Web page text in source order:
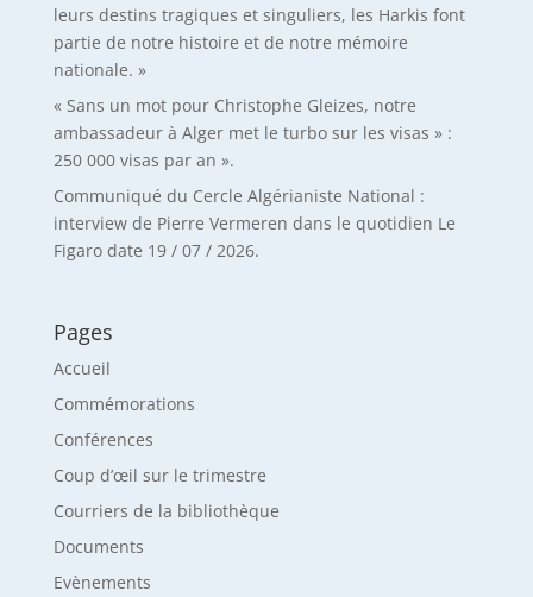
leurs destins tragiques et singuliers, les Harkis font
partie de notre histoire et de notre mémoire
nationale. »
« Sans un mot pour Christophe Gleizes, notre
ambassadeur à Alger met le turbo sur les visas » :
250 000 visas par an ».
Communiqué du Cercle Algérianiste National :
interview de Pierre Vermeren dans le quotidien Le
Figaro date 19 / 07 / 2026.
Pages
Accueil
Commémorations
Conférences
Coup d’œil sur le trimestre
Courriers de la bibliothèque
Documents
Evènements